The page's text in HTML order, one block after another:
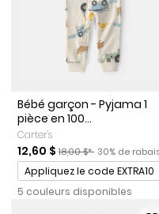
Bébé garçon - Pyjama 1
pièce en 100...
Carter's
Prix de solde
12,60 $Prix ​​de détail
18,00 $* Pourcentage
30% de
Promotions
Appliquez le code EXTRA10
5 couleurs disponibles